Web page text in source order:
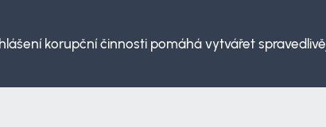
korupční činnosti pomáhá vytvářet